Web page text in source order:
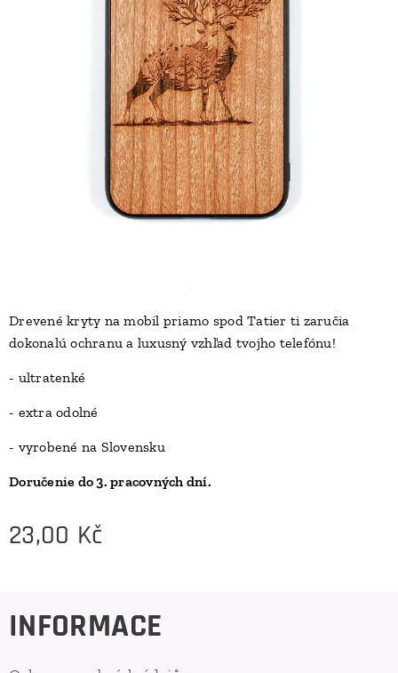
Drevené kryty na mobil priamo spod Tatier ti zaručia
dokonalú ochranu a luxusný vzhľad tvojho telefónu!
- ultratenké
- extra odolné
- vyrobené na Slovensku
Doručenie do 3. pracovných dní.
23,00 Kč
INFORMACE